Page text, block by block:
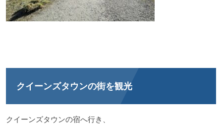
クイーンズタウンの街を観光
クイーンズタウンの宿へ行き、